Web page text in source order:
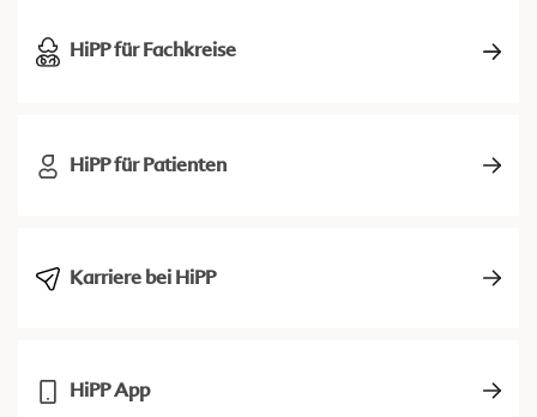
HiPP für Fachkreise
HiPP für Patienten
Karriere bei HiPP
HiPP App